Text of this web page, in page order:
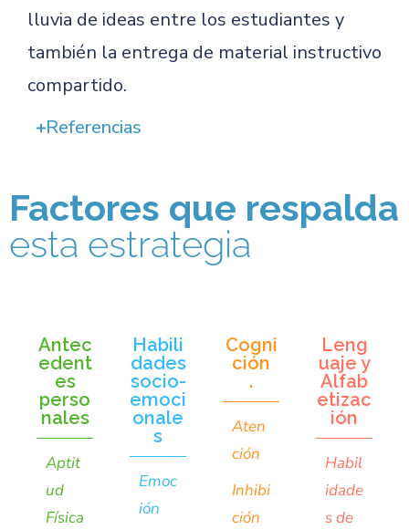
lluvia de ideas entre los estudiantes y
también la entrega de material instructivo
compartido.
Referencias
Factores que respalda
esta estrategia
Antec
edent
es
perso
nales
Aptit
ud
Física
Habili
dades
socio-
emoci
onale
s
Emoc
ión
Cogni
ción
.
Aten
ción
Inhibi
ción
Leng
uaje y
Alfab
etizac
ión
Habil
idade
s de